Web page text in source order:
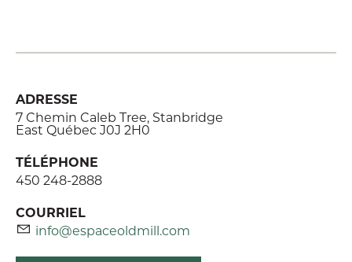
ADRESSE
7 Chemin Caleb Tree, Stanbridge
East Québec J0J 2H0
TÉLÉPHONE
450 248-2888
COURRIEL
info@espaceoldmill.com